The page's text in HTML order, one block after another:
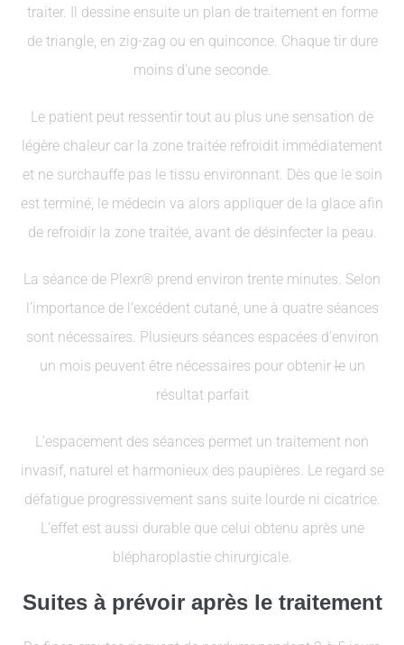
traiter. Il dessine ensuite un plan de traitement en forme
de triangle, en zig-zag ou en quinconce. Chaque tir dure
moins d’une seconde.
Le patient peut ressentir tout au plus une sensation de
légère chaleur car la zone traitée refroidit immédiatement
et ne surchauffe pas le tissu environnant. Dès que le soin
est terminé, le médecin va alors appliquer de la glace afin
de refroidir la zone traitée, avant de désinfecter la peau.
La séance de Plexr® prend environ trente minutes. Selon
l’importance de l’excédent cutané, une à quatre séances
sont nécessaires. Plusieurs séances espacées d’environ
un mois peuvent être nécessaires pour obtenirleun
résultat parfait
L’espacement des séances permet un traitement non
invasif, naturel et harmonieux des paupières. Le regard se
défatigue progressivement sans suite lourde ni cicatrice.
L’effet est aussi durable que celui obtenu après une
blépharoplastie chirurgicale.
Suites à prévoir après le traitement